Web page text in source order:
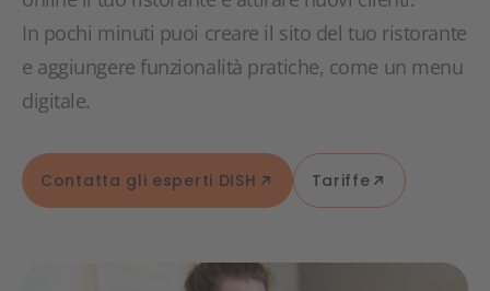
In pochi minuti puoi creare il sito del tuo ristorante
e aggiungere funzionalità pratiche, come un menu
digitale.
Contatta gli esperti DISH Tariffe